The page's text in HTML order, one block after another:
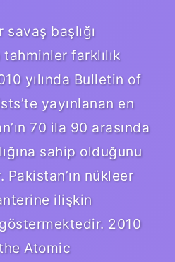
savaş başlığı
farklılık
yılında Bulletin of
yayınlanan en
70 ila 90 arasında
sahip olduğunu
nükleer
ilişkin
2010
Atomic